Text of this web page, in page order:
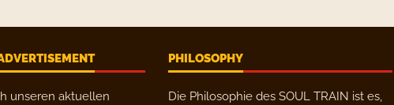
unseren aktuellen
PHILOSOPHY
Die Philosophie des SOUL TRAIN ist es,